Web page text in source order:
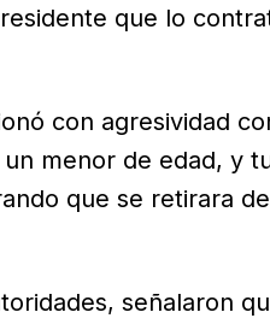
que lo
con agresividad
menor de edad, y
que se retirara
señalaron